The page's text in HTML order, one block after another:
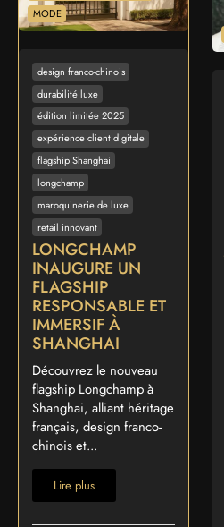
MODE
design franco-chinois
durabilité luxe
édition limitée 2025
expérience client digitale
flagship Shanghai
longchamp
maroquinerie de luxe
retail innovant
LONGCHAMP
INAUGURE UN
FLAGSHIP
RESPONSABLE ET
IMMERSIF À
SHANGHAI
Découvrez le nouveau
flagship Longchamp à
Shanghai, alliant héritage
français, design franco-
chinois et...
Lire plus